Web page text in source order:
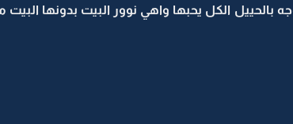
الكل يحبها واهي نوور البيت بدونها